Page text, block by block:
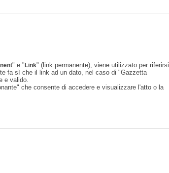
" e "Link" (link permanente), viene utilizzato per riferirsi
fa sì che il link ad un dato, nel caso di "Gazzetta
e valido.
che consente di accedere e visualizzare l'atto o la